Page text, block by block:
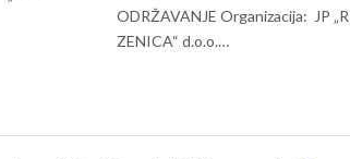
ODRŽAVANJE Organizacija: JP
ZENICA“ d.o.o.…